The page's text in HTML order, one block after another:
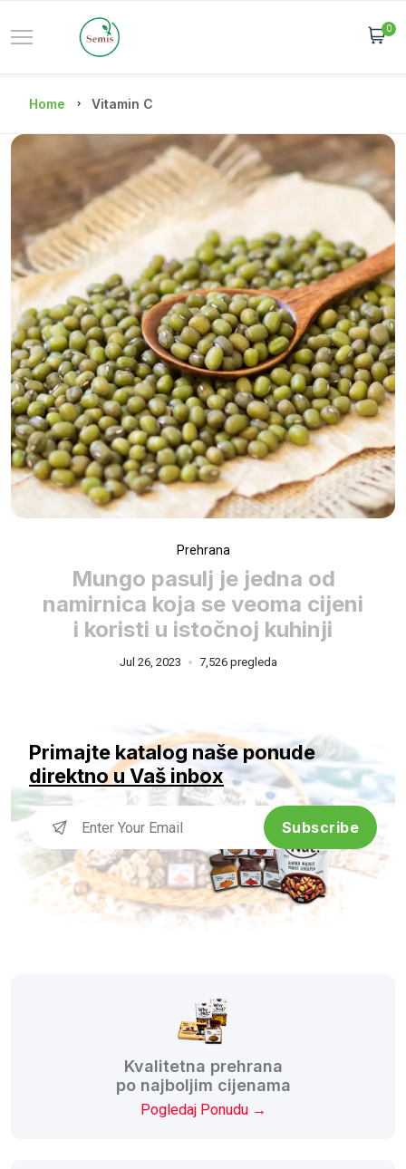
0
Home Vitamin C
Prehrana
Mungo pasulj je jedna od
namirnica koja se veoma cijeni
i koristi u istočnoj kuhinji
Jul 26, 2023 7,526 pregleda
Primajte katalog naše ponude
direktno u Vaš inbox
Subscribe
Kvalitetna prehrana
po najboljim cijenama
Pogledaj Ponudu →